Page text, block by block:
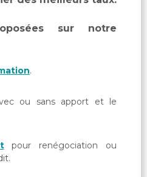
sur notre
.
ou sans apport et le
pour renégociation ou